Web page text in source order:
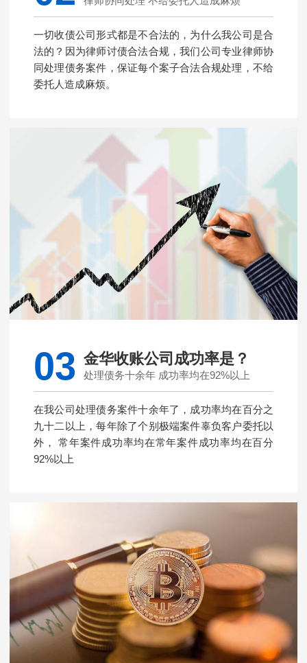
一切收债公司形式都是不合法的，为什么我公司是合
法的？因为律师讨债合法合规，我们公司专业律师协
同处理债务案件，保证每个案子合法合规处理，不给
委托人造成麻烦。
03 金华收账公司成功率是？
处理债务十余年 成功率均在92%以上
在我公司处理债务案件十余年了，成功率均在百分之
九十二以上，每年除了个别极端案件辜负客户委托以
外， 常年案件成功率均在常年案件成功率均在百分
92%以上